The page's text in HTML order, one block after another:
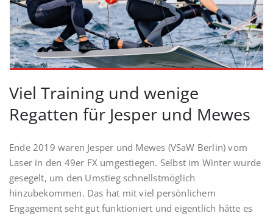
Viel Training und wenige
Regatten für Jesper und Mewes
Ende 2019 waren Jesper und Mewes (VSaW Berlin) vom
Laser in den 49er FX umgestiegen. Selbst im Winter wurde
gesegelt, um den Umstieg schnellstmöglich
hinzubekommen. Das hat mit viel persönlichem
Engagement seht gut funktioniert und eigentlich hätte es